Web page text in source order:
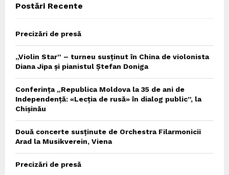
Postări Recente
Precizări de presă
„Violin Star” – turneu susținut în China de violonista
Diana Jipa și pianistul Ștefan Doniga
Conferința „Republica Moldova la 35 de ani de
Independență: «Lecția de rusă» în dialog public”, la
Chișinău
Două concerte susținute de Orchestra Filarmonicii
Arad la Musikverein, Viena
Precizări de presă